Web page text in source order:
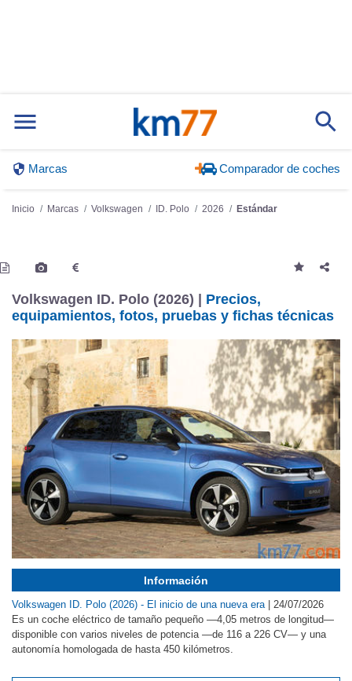
Marcas Comparador de coches
Inicio Marcas Volkswagen ID. Polo 2026 Estándar
Volkswagen ID. Polo (2026) | Precios,
equipamientos, fotos, pruebas y fichas técnicas
Información
Volkswagen ID. Polo (2026) - El inicio de una nueva era | 24/07/2026
Es un coche eléctrico de tamaño pequeño —4,05 metros de longitud—
disponible con varios niveles de potencia —de 116 a 226 CV— y una
autonomía homologada de hasta 450 kilómetros.